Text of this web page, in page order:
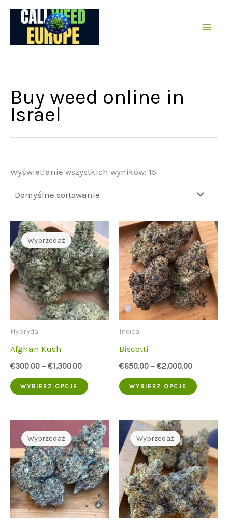
Przejdź
treści
Buy weed online in
Israel
Wyświetlanie wszystkich wyników: 15
Wyprzedaż
Hybryda
Afghan Kush
€300.00 – €1,300.00
WYBIERZ OPCJE
Ten
ma
wiele
wariantów.
Opcje
można
wybrać
Indica
Biscotti
€650.00 – €2,000.00
WYBIERZ OPCJE
Ten
ma
wiele
Opcje
można
wybrać
Wyprzedaż Wyprzedaż